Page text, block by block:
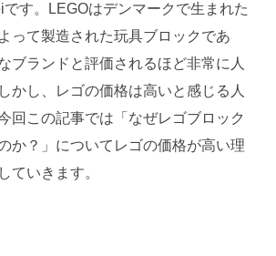
す。LEGOはデンマークで生まれた
って製造された玩具ブロックであ
ブランドと評価されるほど非常に人
かし、レゴの価格は高いと感じる人
回この記事では「なぜレゴブロック
か？」についてレゴの価格が高い理
ていきます。